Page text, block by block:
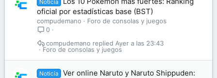
Noticia
oficial por estadísticas base (BST)
compudemano
Foro de consolas y juegos
0
Foro de consolas y juegos
Ayer a las 23:43
compudemano
Noticia
Ver online Naruto y Naruto Shippuden: